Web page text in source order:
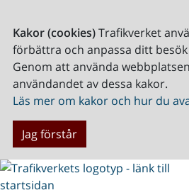
Kakor (cookies)Trafikverket
förbättra och anpassa ditt
Genom att använda
användandet av dessa kakor.
Läs mer om kakor och hur du
Jag förstår